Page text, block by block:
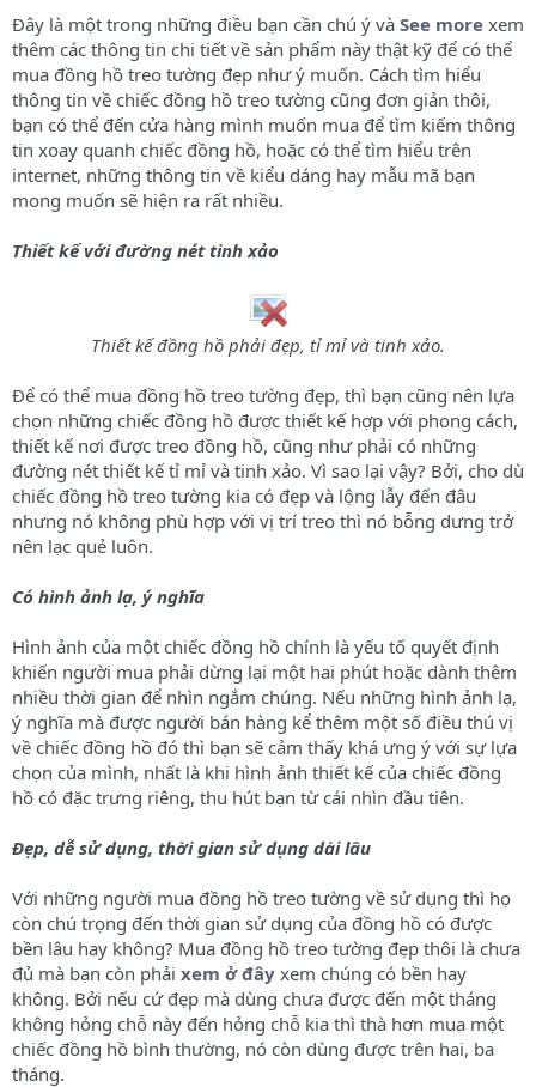
Đây là một trong những điều bạn cần chú ý và See more xem
thêm các thông tin chi tiết về sản phẩm này thật kỹ để có thể
mua đồng hồ treo tường đẹp như ý muốn. Cách tìm hiểu
thông tin về chiếc đồng hồ treo tường cũng đơn giản thôi,
bạn có thể đến cửa hàng mình muốn mua để tìm kiếm thông
tin xoay quanh chiếc đồng hồ, hoặc có thể tìm hiểu trên
internet, những thông tin về kiểu dáng hay mẫu mã bạn
mong muốn sẽ hiện ra rất nhiều.
Thiết kế với đường nét tinh xảo
Thiết kế đồng hồ phải đẹp, tỉ mỉ và tinh xảo.
Để có thể mua đồng hồ treo tường đẹp, thì bạn cũng nên lựa
chọn những chiếc đồng hồ được thiết kế hợp với phong cách,
thiết kế nơi được treo đồng hồ, cũng như phải có những
đường nét thiết kế tỉ mỉ và tinh xảo. Vì sao lại vậy? Bởi, cho dù
chiếc đồng hồ treo tường kia có đẹp và lộng lẫy đến đâu
nhưng nó không phù hợp với vị trí treo thì nó bỗng dưng trở
nên lạc quẻ luôn.
Có hình ảnh lạ, ý nghĩa
Hình ảnh của một chiếc đồng hồ chính là yếu tố quyết định
khiến người mua phải dừng lại một hai phút hoặc dành thêm
nhiều thời gian để nhìn ngắm chúng. Nếu những hình ảnh lạ,
ý nghĩa mà được người bán hàng kể thêm một số điều thú vị
về chiếc đồng hồ đó thì bạn sẽ cảm thấy khá ưng ý với sự lựa
chọn của mình, nhất là khi hình ảnh thiết kế của chiếc đồng
hồ có đặc trưng riêng, thu hút bạn từ cái nhìn đầu tiên.
Đẹp, dễ sử dụng, thời gian sử dụng dài lâu
Với những người mua đồng hồ treo tường về sử dụng thì họ
còn chú trọng đến thời gian sử dụng của đồng hồ có được
bền lâu hay không? Mua đồng hồ treo tường đẹp thôi là chưa
đủ mà bạn còn phải xem ở đây xem chúng có bền hay
không. Bởi nếu cứ đẹp mà dùng chưa được đến một tháng
không hỏng chỗ này đến hỏng chỗ kia thì thà hơn mua một
chiếc đồng hồ bình thường, nó còn dùng được trên hai, ba
tháng.